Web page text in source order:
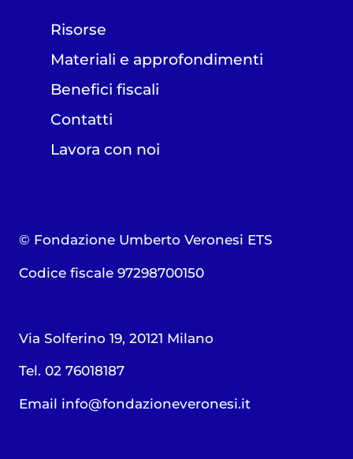
Risorse
Materiali e approfondimenti
Benefici fiscali
Contatti
Lavora con noi
© Fondazione Umberto Veronesi ETS
Codice fiscale 97298700150
Via Solferino 19, 20121 Milano
Tel. 02 76018187
Email info@fondazioneveronesi.it